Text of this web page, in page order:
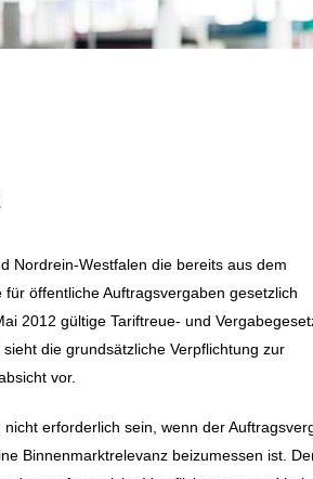
Nordrein-Westfalen die bereits aus dem
öffentliche Auftragsvergaben gesetzlich
2012 gültige Tariftreue- und
die grundsätzliche Verpflichtung zur
vor.
erforderlich sein, wenn der
Binnenmarktrelevanz beizumessen ist.